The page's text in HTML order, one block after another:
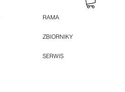
RAMA
ZBIORNIKY
SERWIS